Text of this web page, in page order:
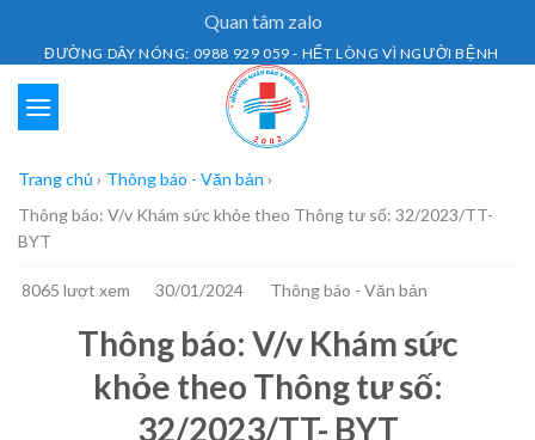
Quan tâm zalo
ĐƯỜNG DÂY NÓNG: 0988 929 059 - HẾT LÒNG VÌ NGƯỜI BỆNH
Trang chủ › Thông báo - Văn bản ›
Thông báo: V/v Khám sức khỏe theo Thông tư số: 32/2023/TT-
BYT
8065 lượt xem 30/01/2024 Thông báo - Văn bản
Thông báo: V/v Khám sức
khỏe theo Thông tư số:
32/2023/TT- BYT